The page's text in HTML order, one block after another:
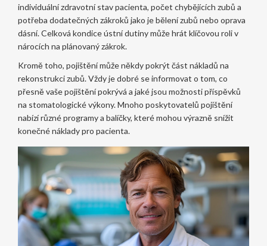
individuální zdravotní stav pacienta, počet chybějících zubů a
potřeba dodatečných zákroků jako je bělení zubů nebo oprava
dásní. Celková kondice ústní dutiny může hrát klíčovou roli v
nárocích na plánovaný zákrok.
Kromě toho, pojištění může někdy pokrýt část nákladů na
rekonstrukci zubů. Vždy je dobré se informovat o tom, co
přesně vaše pojištění pokrývá a jaké jsou možnosti příspěvků
na stomatologické výkony. Mnoho poskytovatelů pojištění
nabízí různé programy a balíčky, které mohou výrazně snížit
konečné náklady pro pacienta.